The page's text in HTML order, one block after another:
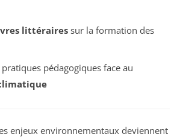
littérairessur la formation des
pédagogiques face au
enjeux environnementaux deviennent